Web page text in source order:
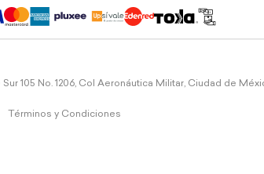
105 No. 1206, Col Aeronáutica Militar, Ciudad de
Términos y Condiciones